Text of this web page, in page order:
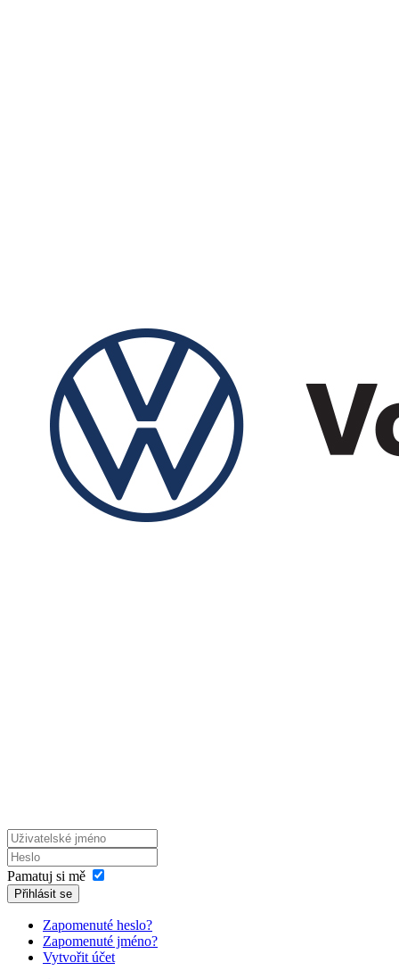
Pamatuj si mě
Přihlásit se
Zapomenuté heslo?
Zapomenuté jméno?
Vytvořit účet